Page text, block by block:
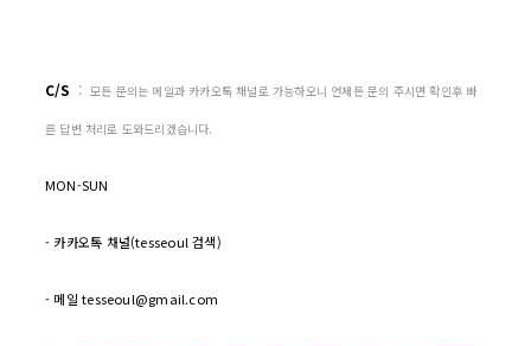
C/S : 모든 문의는 메일과 카카오톡 채널로 가능하오니 언제든 문의 주시면 확인후 빠
른 답변 처리로 도와드리겠습니다.
MON-SUN
- 카카오톡 채널(tesseoul 검색)
- 메일 tesseoul@gmail.com